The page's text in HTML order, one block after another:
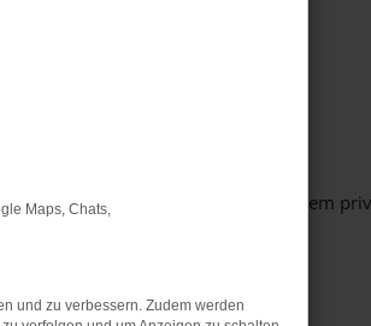
anderen Browser oder in einem
Maps, Chats,
und zu verbessern. Zudem werden